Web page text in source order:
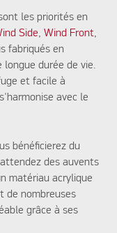
les priorités en
Side,Wind Front,
fabriqués en
durée de vie.
et facile à
avec le
bénéficierez du
des auvents
matériau acrylique
de nombreuses
grâce à ses